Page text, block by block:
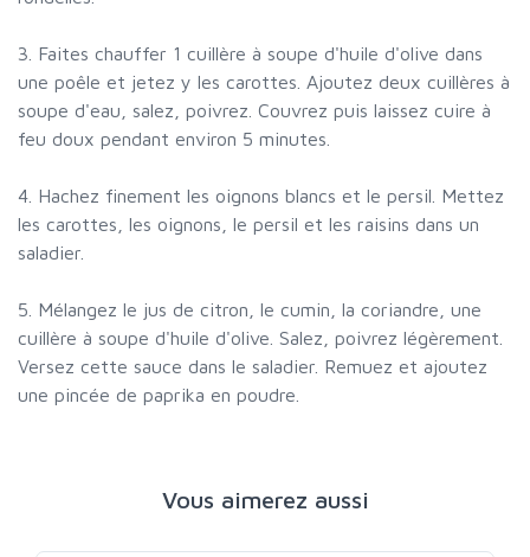
3. Faites chauffer 1 cuillère à soupe d'huile d'olive dans
une poêle et jetez y les carottes. Ajoutez deux cuillères à
soupe d'eau, salez, poivrez. Couvrez puis laissez cuire à
feu doux pendant environ 5 minutes.
4. Hachez finement les oignons blancs et le persil. Mettez
les carottes, les oignons, le persil et les raisins dans un
saladier.
5. Mélangez le jus de citron, le cumin, la coriandre, une
cuillère à soupe d'huile d'olive. Salez, poivrez légèrement.
Versez cette sauce dans le saladier. Remuez et ajoutez
une pincée de paprika en poudre.
Vous aimerez aussi